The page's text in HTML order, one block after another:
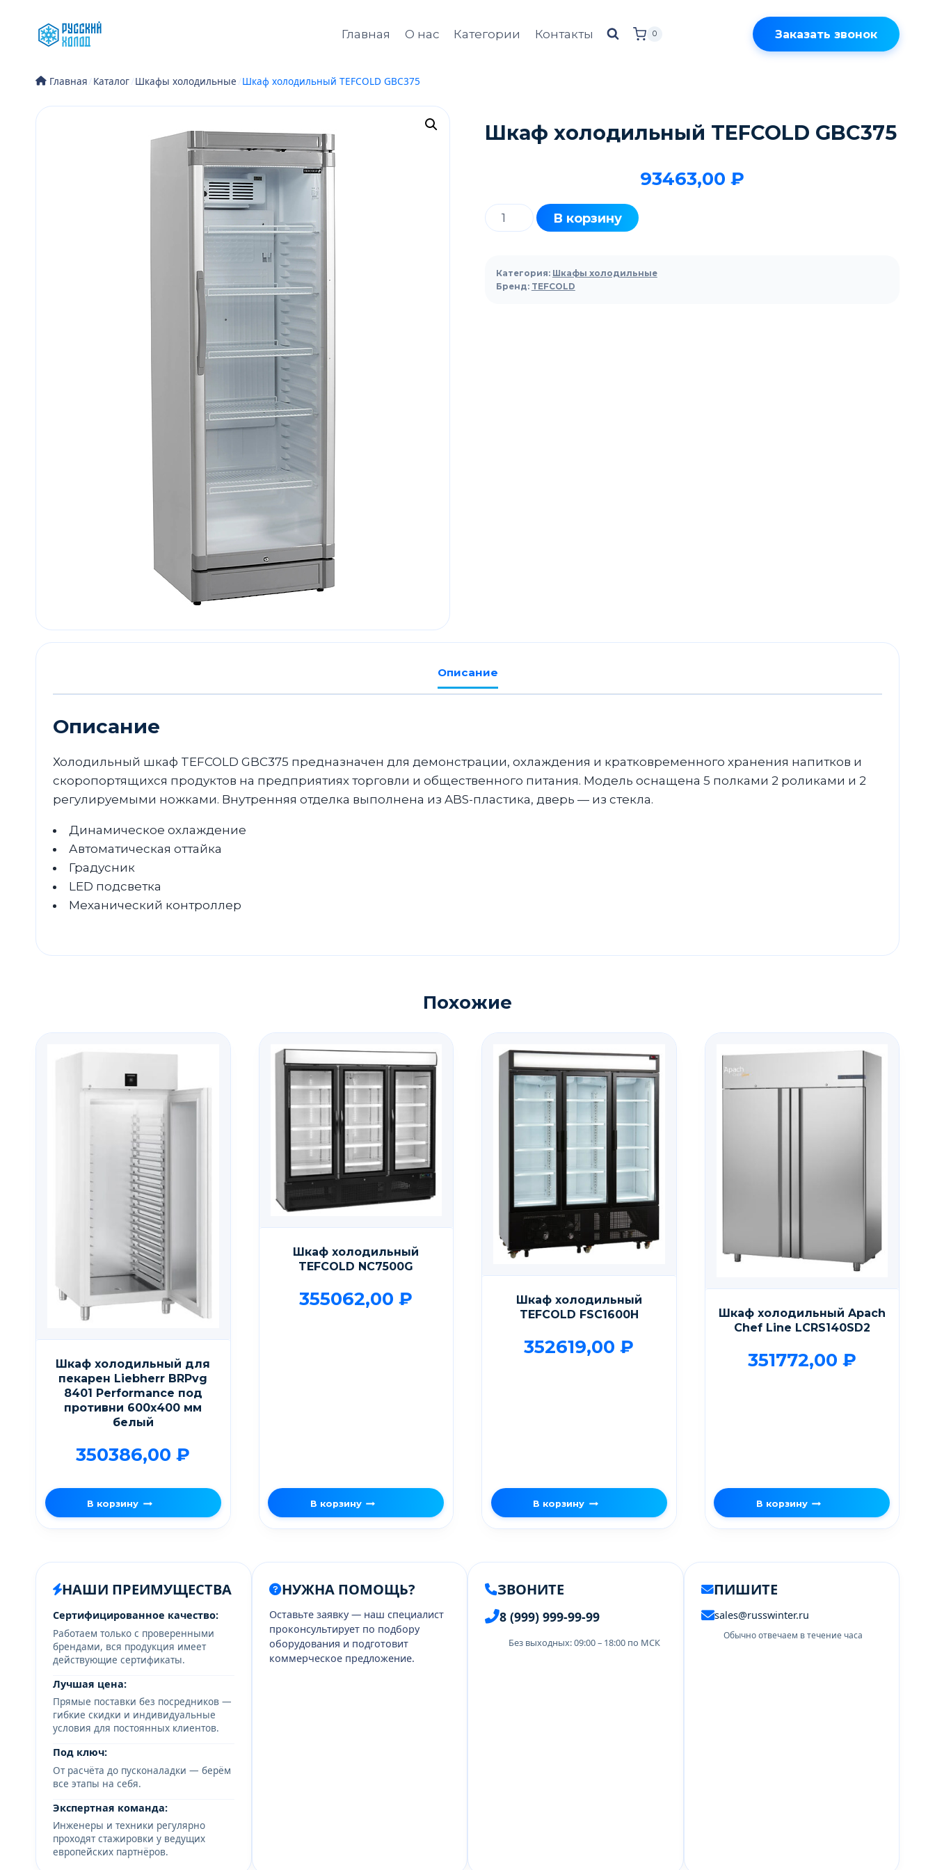
содержимому
Главная О нас Категории Контакты 0 Заказать звонок
Главная/Каталог/Шкафы холодильные /Шкаф холодильный TEFCOLD GBC375
Шкаф холодильный TEFCOLD GBC375
93463,00 ₽
Количество
товара
холодильный
TEFCOLD
В корзину
Категория: Шкафы холодильные
Бренд: TEFCOLD
Описание
Описание
Холодильный шкаф TEFCOLD GBC375 предназначен для демонстрации, охлаждения и кратковременного хранения напитков и
скоропортящихся продуктов на предприятиях торговли и общественного питания. Модель оснащена 5 полками 2 роликами и 2
регулируемыми ножками. Внутренняя отделка выполнена из ABS-пластика, дверь — из стекла.
Динамическое охлаждение
Автоматическая оттайка
Градусник
LED подсветка
Механический контроллер
Похожие
Шкаф холодильный для
пекарен Liebherr BRPvg
8401 Performance под
противни 600х400 мм
белый
350386,00₽
В корзину
Шкаф холодильный
TEFCOLD NС7500G
355062,00₽
В корзину
Шкаф холодильный
TEFCOLD FSC1600H
352619,00₽
В корзину
Шкаф холодильный Apach
Chef Line LCRS140SD2
351772,00 ₽
В корзину
НАШИ ПРЕИМУЩЕСТВА
Сертифицированное качество:
Работаем только с проверенными
брендами, вся продукция имеет
действующие сертификаты.
Лучшая цена:
Прямые поставки без посредников —
гибкие скидки и индивидуальные
условия для постоянных клиентов.
Под ключ:
От расчёта до пусконаладки — берём
все этапы на себя.
Экспертная команда:
Инженеры и техники регулярно
проходят стажировки у ведущих
европейских партнёров.
НУЖНА ПОМОЩЬ?
Оставьте заявку — наш специалист
проконсультирует по подбору
оборудования и подготовит
коммерческое предложение.
ЗВОНИТЕ
8 (999) 999-99-99
Без выходных: 09:00 – 18:00 по МСК
ПИШИТЕ
sales@russwinter.ru
Обычно отвечаем в течение часа